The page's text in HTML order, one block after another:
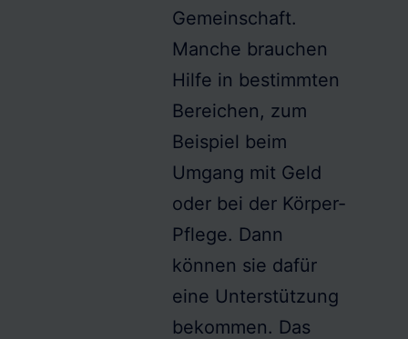
Gemeinschaft.
Manche brauchen
Hilfe in bestimmten
Bereichen, zum
Beispiel beim
Umgang mit Geld
oder bei der Körper-
Pflege. Dann
können sie dafür
eine Unterstützung
bekommen. Das